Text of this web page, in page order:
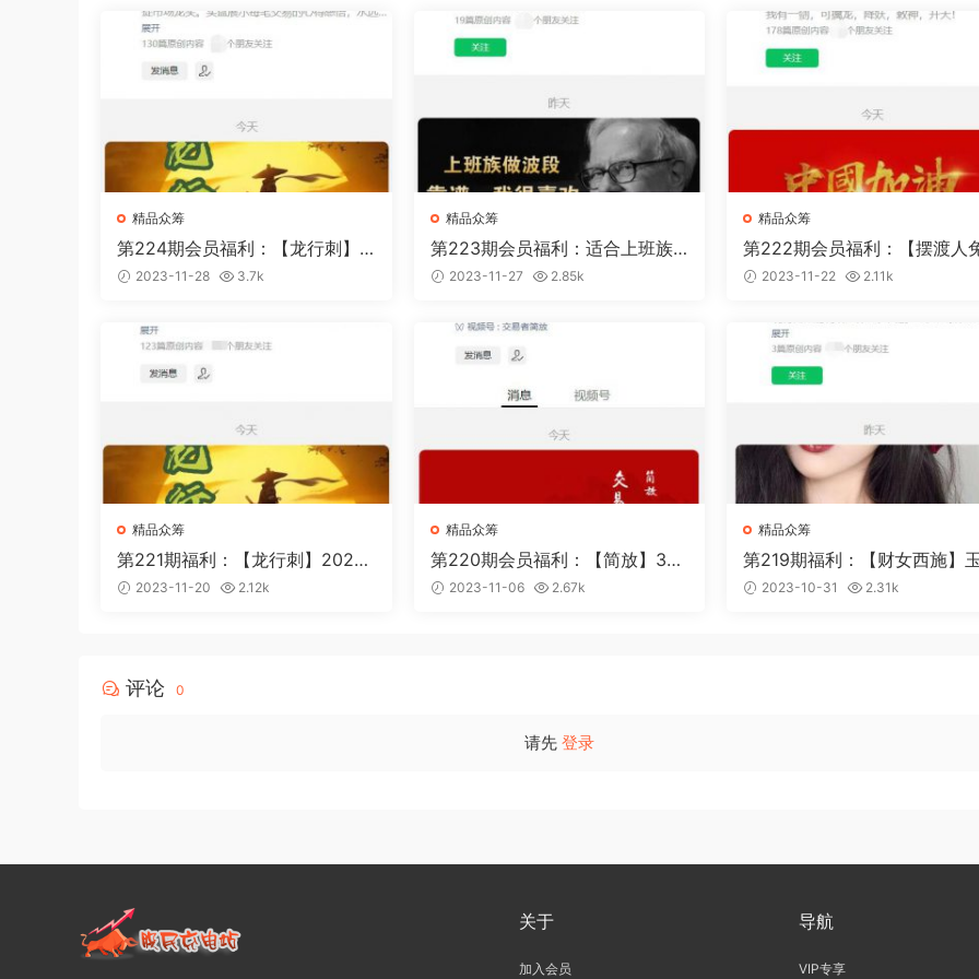
精品众筹
第224期会员福利：【龙行刺】
龙家军2023第四期
2023-11-28 3.7k
精品众筹
第223期会员福利：适合上班族
的波段交易体系-核心选股课程
2023-11-27 2.85k
精品众筹
第222期会员福利：【摆渡人
比】季度圈子
2023-11-22 2.11k
精品众筹
第221期福利：【龙行刺】2023
第三期
2023-11-20 2.12k
精品众筹
第220期会员福利：【简放】3L
超级会员年课（2022.8-2023.
2023-11-06 2.67k
精品众筹
第219期福利：【财女西施】
交易体系2023.6
2023-10-31 2.31k
评论 0
请先 登录
关于
加入会员
导航
VIP专享